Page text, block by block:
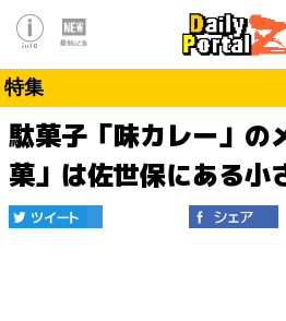
特集
駄菓子「味カレー」の
菓」は佐世保にある小